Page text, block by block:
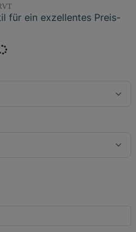
für ein exzellentes Preis-